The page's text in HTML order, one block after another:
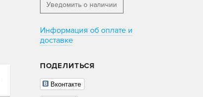
Уведомить о наличии
Информация об оплате и
доставке
ПОДЕЛИТЬСЯ
Вконтакте